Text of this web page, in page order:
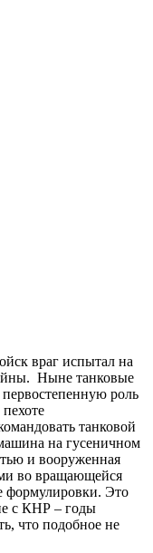
враг испытал на
Ныне танковые
роль
танковой
на гусеничном
и вооруженная
во вращающейся
формулировки. Это
с КНР – годы
что подобное не